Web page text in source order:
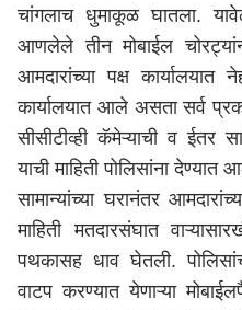
चांगलाच धुमाकूळ घातला.
आणलेले तीन मोबाईल
आमदारांच्या पक्ष
कार्यालयात आले असता सर्व
सीसीटीव्ही कॅमेऱ्याची व ईतर
याची माहिती पोलिसांना
सामान्यांच्या घरानंतर
माहिती मतदारसंघात
पथकासह धाव घेतली.
वाटप करण्यात येणाऱ्या